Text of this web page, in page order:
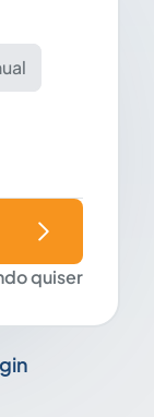
quiser